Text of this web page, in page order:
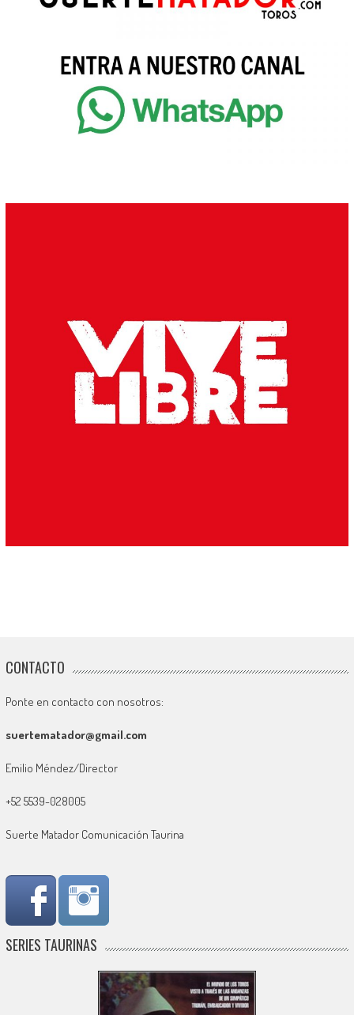
CONTACTO
Ponte en contacto con nosotros:
suertematador@gmail.com
Emilio Méndez/Director
+52 5539-028005
Suerte Matador Comunicación Taurina
SERIES TAURINAS